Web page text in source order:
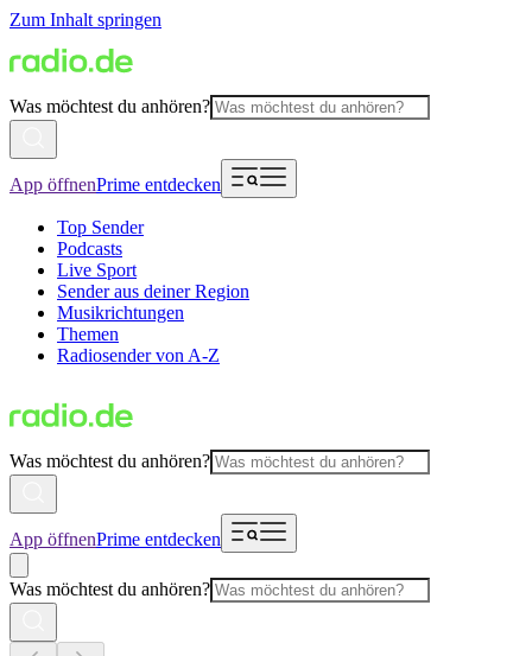
Zum Inhalt springen
Was möchtest du anhören?
App öffnenPrime entdecken
Top Sender
Podcasts
Live Sport
Sender aus deiner Region
Musikrichtungen
Themen
Radiosender von A-Z
Was möchtest du anhören?
App öffnenPrime entdecken
Was möchtest du anhören?